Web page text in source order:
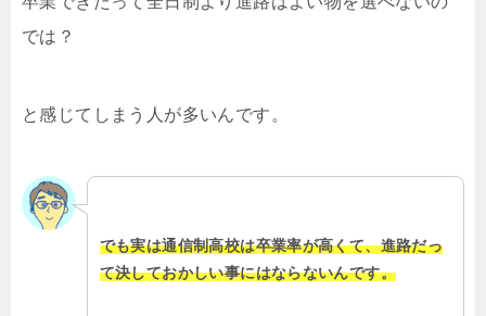
では？
と感じてしまう人が多いんです。
でも実は通信制高校は卒業率が高くて、進路だっ
て決しておかしい事にはならないんです。